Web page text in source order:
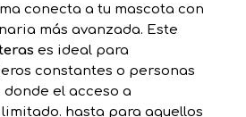
conecta a tu mascota con
más avanzada. Este
es ideal para
constantes o personas
el acceso a
hasta para aquellos